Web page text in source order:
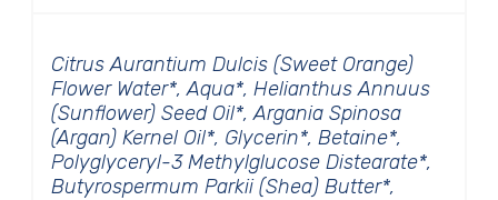
Citrus Aurantium Dulcis (Sweet Orange)
Flower Water*, Aqua*, Helianthus Annuus
(Sunflower) Seed Oil*, Argania Spinosa
(Argan) Kernel Oil*, Glycerin*, Betaine*,
Polyglyceryl-3 Methylglucose Distearate*,
Butyrospermum Parkii (Shea) Butter*,